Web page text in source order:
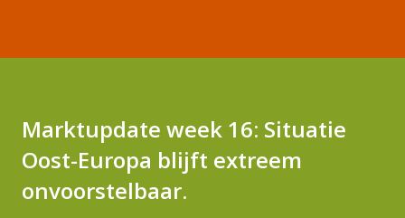
Marktupdate week 16: Situatie
Oost-Europa blijft extreem
onvoorstelbaar.